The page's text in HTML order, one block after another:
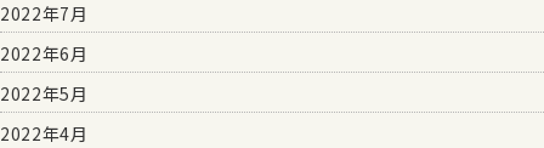
2022年7月
2022年6月
2022年5月
2022年4月